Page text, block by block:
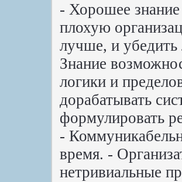
- Хорошее
плохую
лучше, и убедить
Знание
логики и
дорабатывать
формулировать
-
время. -
нетривиальные